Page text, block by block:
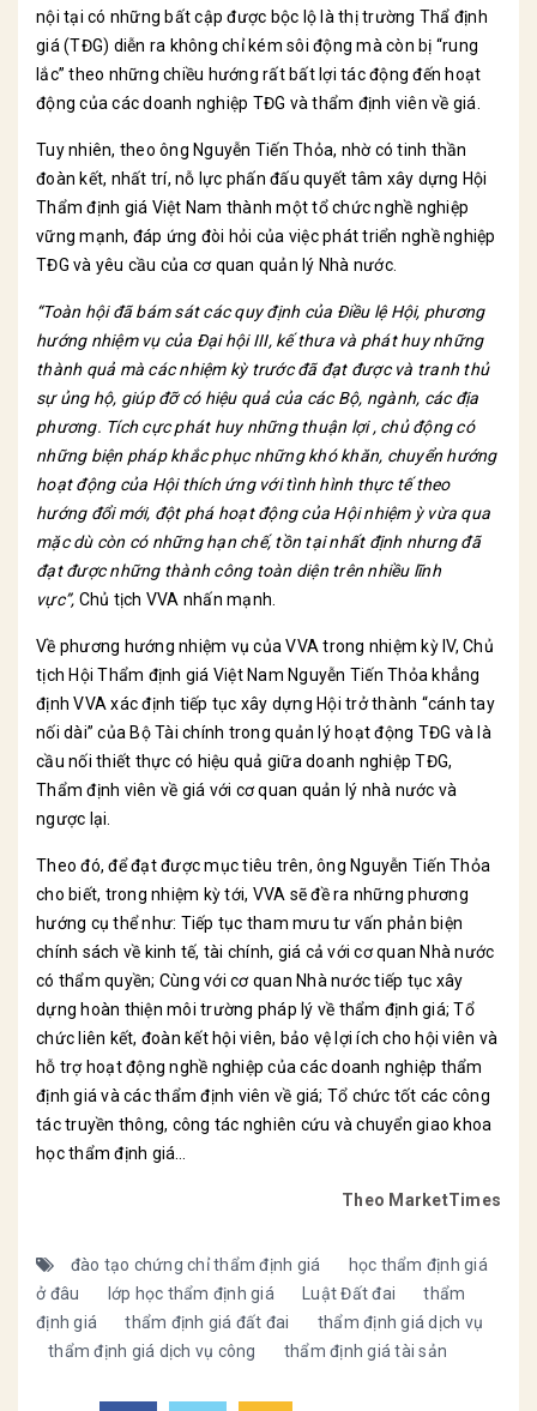
nội tại có những bất cập được bộc lộ là thị trường Thẩ định
giá (TĐG) diễn ra không chỉ kém sôi động mà còn bị “rung
lắc” theo những chiều hướng rất bất lợi tác động đến hoạt
động của các doanh nghiệp TĐG và thẩm định viên về giá.
Tuy nhiên, theo ông Nguyễn Tiến Thỏa, nhờ có tinh thần
đoàn kết, nhất trí, nỗ lực phấn đấu quyết tâm xây dựng Hội
Thẩm định giá Việt Nam thành một tổ chức nghề nghiệp
vững mạnh, đáp ứng đòi hỏi của việc phát triển nghề nghiệp
TĐG và yêu cầu của cơ quan quản lý Nhà nước.
“Toàn hội đã bám sát các quy định của Điều lệ Hội, phương
hướng nhiệm vụ của Đại hội III, kế thưa và phát huy những
thành quả mà các nhiệm kỳ trước đã đạt được và tranh thủ
sự ủng hộ, giúp đỡ có hiệu quả của các Bộ, ngành, các địa
phương. Tích cực phát huy những thuận lợi , chủ động có
những biện pháp khắc phục những khó khăn, chuyển hướng
hoạt động của Hội thích ứng với tình hình thực tế theo
hướng đổi mới, đột phá hoạt động của Hội nhiệm ỳ vừa qua
mặc dù còn có những hạn chế, tồn tại nhất định nhưng đã
đạt được những thành công toàn diện trên nhiều lĩnh
vực”, Chủ tịch VVA nhấn mạnh.
Về phương hướng nhiệm vụ của VVA trong nhiệm kỳ IV, Chủ
tịch Hội Thẩm định giá Việt Nam Nguyễn Tiến Thỏa khẳng
định VVA xác định tiếp tục xây dựng Hội trở thành “cánh tay
nối dài” của Bộ Tài chính trong quản lý hoạt động TĐG và là
cầu nối thiết thực có hiệu quả giữa doanh nghiệp TĐG,
Thẩm định viên về giá với cơ quan quản lý nhà nước và
ngược lại.
Theo đó, để đạt được mục tiêu trên, ông Nguyễn Tiến Thỏa
cho biết, trong nhiệm kỳ tới, VVA sẽ đề ra những phương
hướng cụ thể như: Tiếp tục tham mưu tư vấn phản biện
chính sách về kinh tế, tài chính, giá cả với cơ quan Nhà nước
có thẩm quyền; Cùng với cơ quan Nhà nước tiếp tục xây
dựng hoàn thiện môi trường pháp lý về thẩm định giá; Tổ
chức liên kết, đoàn kết hội viên, bảo vệ lợi ích cho hội viên và
hỗ trợ hoạt động nghề nghiệp của các doanh nghiệp thẩm
định giá và các thẩm định viên về giá; Tổ chức tốt các công
tác truyền thông, công tác nghiên cứu và chuyển giao khoa
học thẩm định giá…
Theo MarketTimes
đào tạo chứng chỉ thẩm định giá
học thẩm định giá
ở đâu
lớp học thẩm định giá Luật Đất đai
thẩm
định giá
thẩm định giá đất đai
thẩm định giá dịch vụ
thẩm định giá dịch vụ công
thẩm định giá tài sản